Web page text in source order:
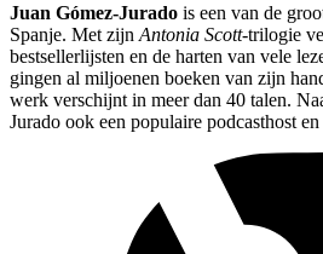
Juan Gómez-Jurado is een van de
Spanje. Met zijn Antonia Scott-trilogie
bestsellerlijsten en de harten van vele
gingen al miljoenen boeken van zijn
werk verschijnt in meer dan 40 talen.
Jurado ook een populaire podcasthost